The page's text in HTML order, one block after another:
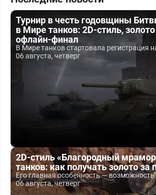
Турнир в честь годовщины
в Мире танков: 2D-стиль,
офлайн-финал
В Мире танков стартовала регистрация
06 августа, четверг
2D-стиль «Благородный
танков: как получать золото за
Его главная особенность —
06 августа, четверг